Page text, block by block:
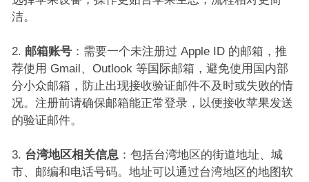
洁。​
邮箱账号：需要一个未注册过 Apple ID 的邮箱，推
荐使用 Gmail、Outlook 等国际邮箱，避免使用国内部
分小众邮箱，防止出现接收验证邮件不及时或失败的情
况。注册前请确保邮箱能正常登录，以便接收苹果发送
的验证邮件。​
台湾地区相关信息 ：包括台湾地区的街道地址、城
市、邮编和电话号码。地址可以通过台湾地区的地图软